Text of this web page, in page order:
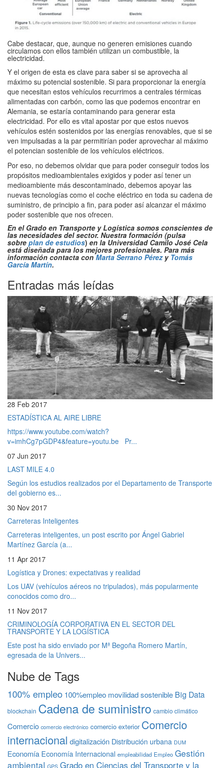
Cabe destacar, que, aunque no generen emisiones cuando
circulamos con ellos también utilizan un combustible, la
electricidad.
Y el origen de esta es clave para saber si se aprovecha al
máximo su potencial sostenible. Si para proporcionar la energía
que necesitan estos vehículos recurrimos a centrales térmicas
alimentadas con carbón, como las que podemos encontrar en
Alemania, se estaría contaminando para generar esta
electricidad. Por ello es vital apostar por que estos nuevos
vehículos estén sostenidos por las energías renovables, que si se
ven impulsadas a la par permitirían poder aprovechar al máximo
el potencian sostenible de los vehículos eléctricos.
Por eso, no debemos olvidar que para poder conseguir todos los
propósitos medioambientales exigidos y poder así tener un
medioambiente más descontaminado, debemos apoyar las
nuevas tecnologías como el coche eléctrico en toda su cadena de
suministro, de principio a fin, para poder así alcanzar el máximo
poder sostenible que nos ofrecen.
En el Grado en Transporte y Logística somos conscientes de
las necesidades del sector. Nuestra formación (pulsa
sobre plan de estudios) en la Universidad Camilo José Cela
está diseñada para los mejores profesionales. Para más
información contacta conMarta Serrano Pérezy Tomás
García Martín.
Entradas más leídas
28 Feb 2017
ESTADÍSTICA AL AIRE LIBRE
https://www.youtube.com/watch?
v=imhCg7pGDP4&feature=youtu.be Pr...
07 Jun 2017
LAST MILE 4.0
Según los estudios realizados por el Departamento de Transporte
del gobierno es...
30 Nov 2017
Carreteras Inteligentes
Carreteras inteligentes, un post escrito por Ángel Gabriel
Martínez García (a...
11 Apr 2017
Logística y Drones: expectativas y realidad
Los UAV (vehículos aéreos no tripulados), más popularmente
conocidos como dro...
11 Nov 2017
CRIMINOLOGÍA CORPORATIVA EN EL SECTOR DEL
TRANSPORTE Y LA LOGÍSTICA
Este post ha sido enviado por Mª Begoña Romero Martín,
egresada de la Univers...
Nube de Tags
100% empleo 100%empleo movilidad sostenible Big Data
blockchain Cadena de suministro cambio climático
Comercio comercio electrónico comercio exterior Comercio
internacional digitalización Distribución urbana DUM
Economía Economía Internacional empleabilidad Empleo Gestión
ambiental GPS Grado en Ciencias del Transporte y la